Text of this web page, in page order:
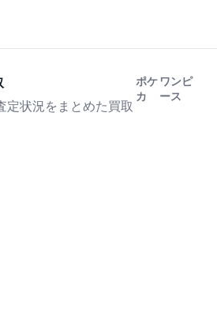
定状況をまとめた買取
ポケ
カ
ワンピ
ース